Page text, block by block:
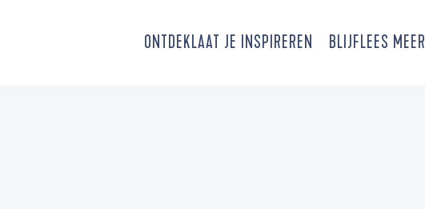
ONTDEKLAAT JE INSPIREREN BLIJFLEES MEER